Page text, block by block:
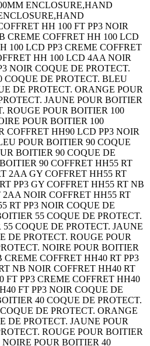
ENCLOSURE,HAND
HH 100 FT PP3 NOIR
CREME COFFRET HH 100 LCD
100 LCD PP3 CREME COFFRET
HH 100 LCD 4AA NOIR
NOIR COQUE DE PROTECT.
COQUE DE PROTECT. BLEU
DE PROTECT. ORANGE POUR
JAUNE POUR BOITIER
ROUGE POUR BOITIER 100
POUR BOITIER 100
COFFRET HH90 LCD PP3 NOIR
POUR BOITIER 90 COQUE
BOITIER 90 COQUE DE
90 COFFRET HH55 RT
2AA GY COFFRET HH55 RT
PP3 GY COFFRET HH55 RT NB
NOIR COFFRET HH55 RT
RT PP3 NOIR COQUE DE
55 COQUE DE PROTECT.
COQUE DE PROTECT. JAUNE
DE PROTECT. ROUGE POUR
NOIRE POUR BOITIER
CREME COFFRET HH40 RT PP3
NB NOIR COFFRET HH40 RT
FT PP3 CREME COFFRET HH40
FT PP3 NOIR COQUE DE
40 COQUE DE PROTECT.
DE PROTECT. ORANGE
DE PROTECT. JAUNE POUR
ROUGE POUR BOITIER
POUR BOITIER 40